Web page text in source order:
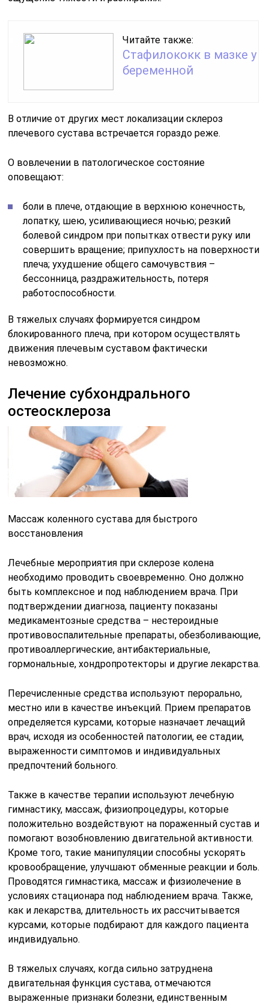
Читайте также:
Стафилококк в мазке у
беременной
В отличие от других мест локализации склероз
плечевого сустава встречается гораздо реже.
О вовлечении в патологическое состояние
оповещают:
боли в плече, отдающие в верхнюю конечность,
лопатку, шею, усиливающиеся ночью; резкий
болевой синдром при попытках отвести руку или
совершить вращение; припухлость на поверхности
плеча; ухудшение общего самочувствия –
бессонница, раздражительность, потеря
работоспособности.
В тяжелых случаях формируется синдром
блокированного плеча, при котором осуществлять
движения плечевым суставом фактически
невозможно.
Лечение субхондрального
остеосклероза
Массаж коленного сустава для быстрого
восстановления
Лечебные мероприятия при склерозе колена
необходимо проводить своевременно. Оно должно
быть комплексное и под наблюдением врача. При
подтверждении диагноза, пациенту показаны
медикаментозные средства – нестероидные
противовоспалительные препараты, обезболивающие,
противоаллергические, антибактериальные,
гормональные, хондропротекторы и другие лекарства.
Перечисленные средства используют перорально,
местно или в качестве инъекций. Прием препаратов
определяется курсами, которые назначает лечащий
врач, исходя из особенностей патологии, ее стадии,
выраженности симптомов и индивидуальных
предпочтений больного.
Также в качестве терапии используют лечебную
гимнастику, массаж, физиопроцедуры, которые
положительно воздействуют на пораженный сустав и
помогают возобновлению двигательной активности.
Кроме того, такие манипуляции способны ускорять
кровообращение, улучшают обменные реакции и боль.
Проводятся гимнастика, массаж и физиолечение в
условиях стационара под наблюдением врача. Также,
как и лекарства, длительность их рассчитывается
курсами, которые подбирают для каждого пациента
индивидуально.
В тяжелых случаях, когда сильно затруднена
двигательная функция сустава, отмечаются
выраженные признаки болезни, единственным